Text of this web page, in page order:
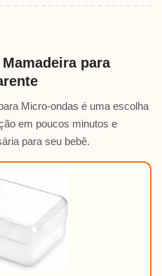
para
Micro-ondas é uma escolha
em poucos minutos e
para seu bebê.